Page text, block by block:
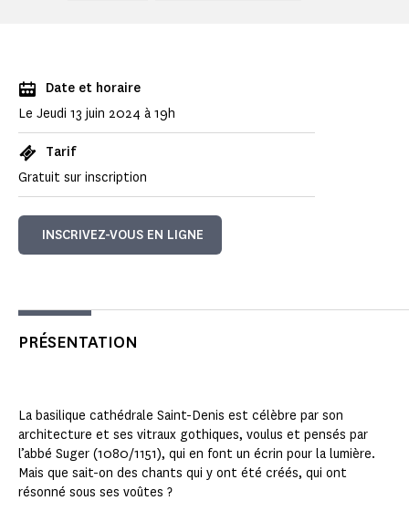
Date et horaire
Le Jeudi 13 juin 2024 à 19h
Tarif
Gratuit sur inscription
INSCRIVEZ-VOUS EN LIGNE
PRÉSENTATION
La basilique cathédrale Saint-Denis est célèbre par son
architecture et ses vitraux gothiques, voulus et pensés par
l’abbé Suger (1080/1151), qui en font un écrin pour la lumière.
Mais que sait-on des chants qui y ont été créés, qui ont
résonné sous ses voûtes ?